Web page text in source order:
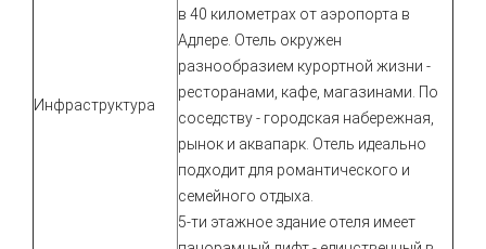
Инфраструктура
в 40 километрах от аэропорта в
Адлере. Отель окружен
разнообразием курортной жизни -
ресторанами, кафе, магазинами. По
соседству - городская набережная,
рынок и аквапарк. Отель идеально
подходит для романтического и
семейного отдыха.
5-ти этажное здание отеля имеет